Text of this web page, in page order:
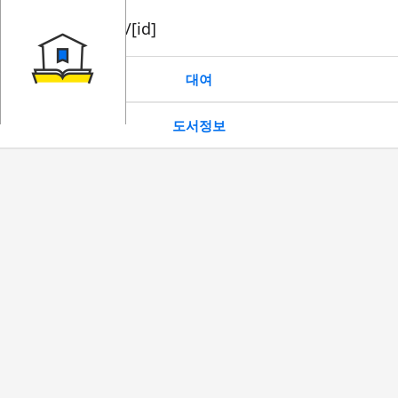
book/rent/[id]
대여
도서정보